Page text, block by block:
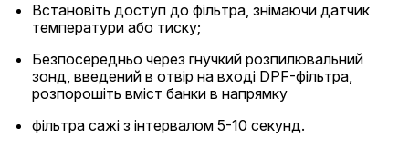
Встановіть доступ до фільтра, знімаючи датчик
температури або тиску;
Безпосередньо через гнучкий розпилювальний
зонд, введений в отвір на вході DPF-фільтра,
розпорошіть вміст банки в напрямку
фільтра сажі з інтервалом 5-10 секунд.